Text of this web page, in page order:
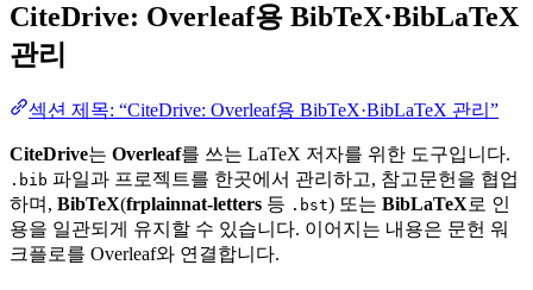
CiteDrive: Overleaf용 BibTeX·BibLaTeX
관리
섹션 제목: “CiteDrive: Overleaf용 BibTeX·BibLaTeX 관리”
CiteDrive는 Overleaf를 쓰는 LaTeX 저자를 위한 도구입니다.
.bib 파일과 프로젝트를 한곳에서 관리하고, 참고문헌을 협업
하며, BibTeX(frplainnat-letters 등 .bst) 또는 BibLaTeX로 인
용을 일관되게 유지할 수 있습니다. 이어지는 내용은 문헌 워
크플로를 Overleaf와 연결합니다.